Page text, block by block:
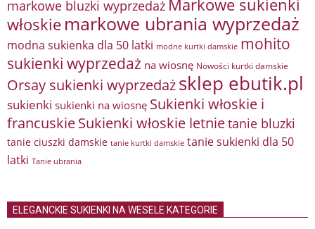
markowe bluzki wyprzedaż Markowe sukienki
włoskie markowe ubrania wyprzedaż
modna sukienka dla 50 latki modne kurtki damskie mohito
sukienki wyprzedaż na wiosnę Nowości kurtki damskie
Orsay sukienki wyprzedażsklep ebutik.pl
sukienki sukienki na wiosnę Sukienki włoskie i
francuskieSukienki włoskie letnietanie bluzki
tanie ciuszki damskie tanie kurtki damskie tanie sukienki dla 50
latki Tanie ubrania
ELEGANCKIE SUKIENKI NA WESELE KATEGORIE